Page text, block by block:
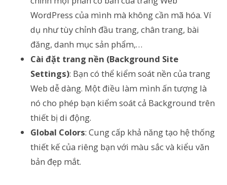
WordPress của mình mà không cần mã hóa. Ví
dụ như tùy chỉnh đầu trang, chân trang, bài
đăng, danh mục sản phẩm,…
Cài đặt trang nền (Background Site
Settings): Bạn có thể kiểm soát nền của trang
Web dễ dàng. Một điều làm mình ấn tượng là
nó cho phép bạn kiểm soát cả Background trên
thiết bị di động.
Global Colors: Cung cấp khả năng tạo hệ thống
thiết kế của riêng bạn với màu sắc và kiểu văn
bản đẹp mắt.